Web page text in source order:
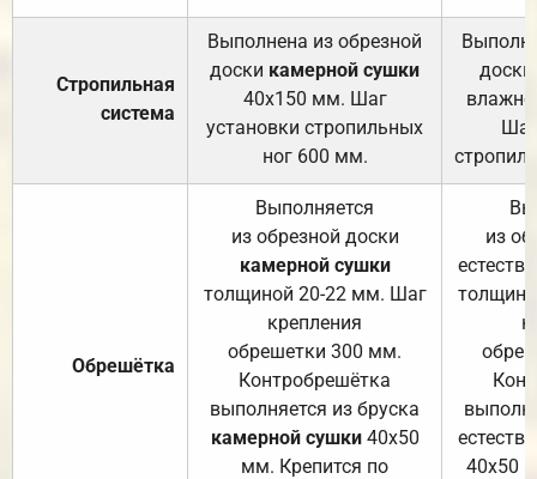
Стропильная
система
Выполнена из обрезной
доски камерной сушки
40х150 мм. Шаг
установки стропильных
ног 600 мм.
доски
Обрешётка
Выполняется
из обрезной доски
камерной сушки
толщиной 20-22 мм. Шаг
крепления
обрешетки 300 мм.
Контробрешётка
выполняется из бруска
камерной сушки40х50
мм. Крепится по
из
40х50